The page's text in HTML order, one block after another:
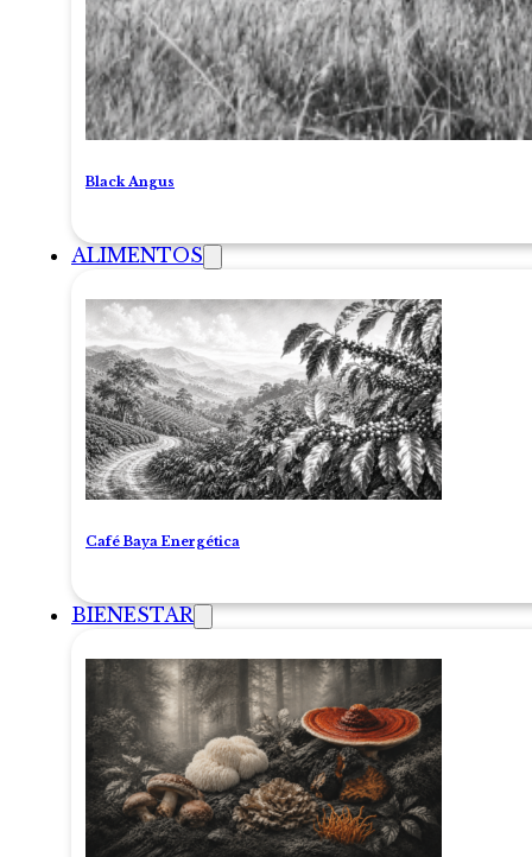
Black Angus
ALIMENTOS
Café Baya Energética
BIENESTAR